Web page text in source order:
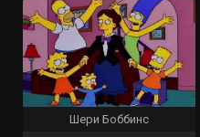
Шери Боббинс